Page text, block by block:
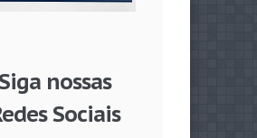
nossas
Sociais